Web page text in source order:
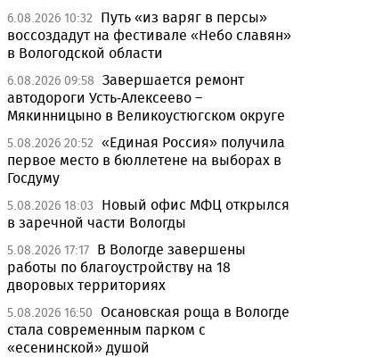
6.08.2026 10:32
Путь «из варяг в персы»
воссоздадут на фестивале «Небо славян»
в Вологодской области
6.08.2026 09:58 Завершается ремонт
автодороги Усть-Алексеево –
Мякинницыно в Великоустюгском округе
5.08.2026 20:52 «Единая Россия» получила
первое место в бюллетене на выборах в
Госдуму
5.08.2026 18:03
Новый офис МФЦ открылся
в заречной части Вологды
5.08.2026 17:17 В Вологде завершены
работы по благоустройству на 18
дворовых территориях
5.08.2026 16:50 Осановская роща в Вологде
стала современным парком с
«есенинской» душой